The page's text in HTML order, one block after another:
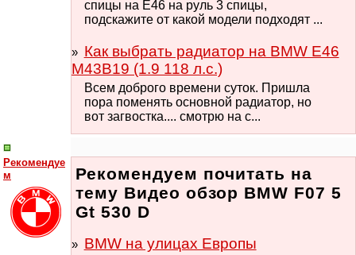
спицы на Е46 на руль 3 спицы,
подскажите от какой модели подходят ...
Как выбрать радиатор на BMW E46
M43B19 (1.9 118 л.с.)
Всем доброго времени суток. Пришла
пора поменять основной радиатор, но
вот загвостка.... смотрю на с...
Рекомендуе
м
Рекомендуем почитать на
тему Видео обзор BMW F07 5
Gt 530 D
BMW на улицах Европы